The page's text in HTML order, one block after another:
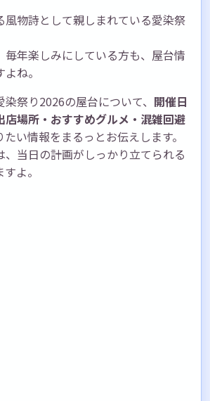
風物詩として親しまれている愛染祭
毎年楽しみにしている方も、屋台情
ね。
祭り2026の屋台について、 開催日
店場所・おすすめグルメ・混雑回避
たい情報をまるっとお伝えします。
、当日の計画がしっかり立てられる
よ。